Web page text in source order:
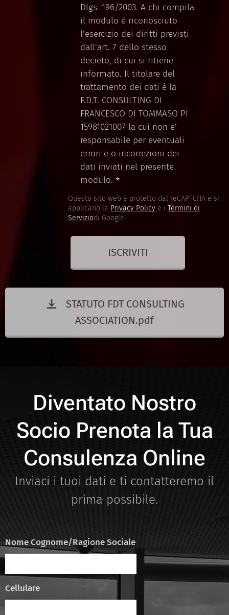
Dlgs. 196/2003. A chi compila
il modulo è riconosciuto
l'esercizio dei diritti previsti
dall'art. 7 dello stesso
decreto, di cui si ritiene
informato. Il titolare del
trattamento dei dati è la
F.D.T. CONSULTING DI
FRANCESCO DI TOMMASO PI
15981021007 la cui non e'
responsabile per eventuali
errori e o incorrezioni dei
dati inviati nel presente
modulo.
Questo sito web è protetto dal reCAPTCHA e si
applicano la Privacy Policy e iTermini di
Serviziodi Google.
ISCRIVITI
STATUTO FDT CONSULTING
ASSOCIATION.pdf
Diventato Nostro
Socio Prenota la Tua
Consulenza Online
Inviaci i tuoi dati e ti contatteremo il
prima possibile.
Nome Cognome/Ragione Sociale
Cellulare